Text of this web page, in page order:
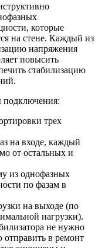
которые
на стене. Каждый из
напряжения
повысить
стабилизацию
подключения:
трех
на входе, каждый
от остальных и
из однофазных
по фазам в
на выходе (по
нагрузки).
не нужно
отправить в ремонт